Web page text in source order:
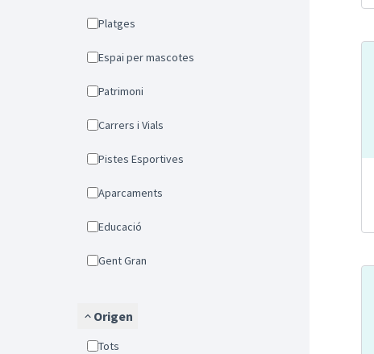
Platges
Espai per mascotes
Patrimoni
Carrers i Vials
Pistes Esportives
Aparcaments
Educació
Gent Gran
Origen
Tots